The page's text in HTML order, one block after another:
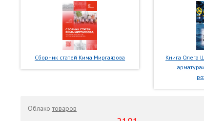
Сборник статей Кима Миргаязова
Книга Олега
Облакотоваров